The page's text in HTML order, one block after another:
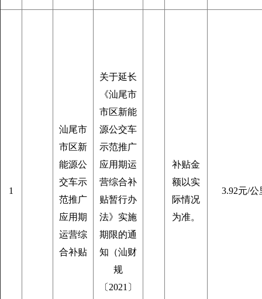
1
汕尾市
市区新
能源公
交车示
范推广
应用期
运营综
合补贴
关于延长
《汕尾市
市区新能
源公交车
示范推广
应用期运
营综合补
贴暂行办
法》实施
期限的通
知（汕财
规
〔2021〕
补贴金
额以实
际情况
为准。
3.92元/公